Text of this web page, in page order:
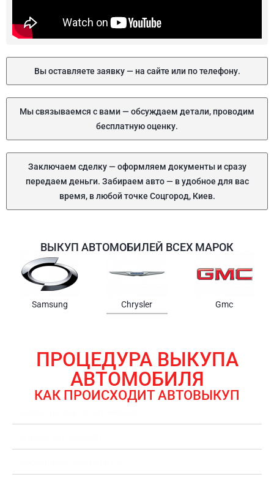
Вы оставляете заявку — на сайте или по телефону.
Мы связываемся с вами — обсуждаем детали, проводим
бесплатную оценку.
Заключаем сделку — оформляем документы и сразу
передаем деньги. Забираем авто — в удобное для вас
время, в любой точке Соцгород, Киев.
ВЫКУП АВТОМОБИЛЕЙ ВСЕХ МАРОК
Samsung Chrysler Gmc
ПРОЦЕДУРА ВЫКУПА
АВТОМОБИЛЯ
КАК ПРОИСХОДИТ АВТОВЫКУП